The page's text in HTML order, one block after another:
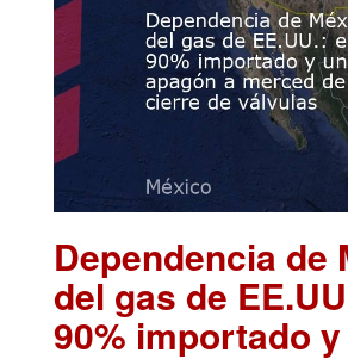
Dependencia de
del gas de
90% importado